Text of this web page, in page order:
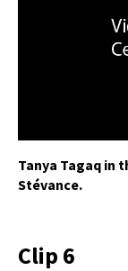
Tanya Tagaq in
Stévance.
Clip 6